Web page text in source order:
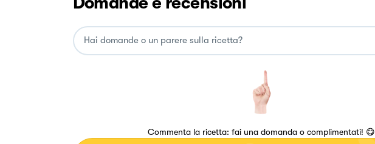
Commenta la ricetta: fai una domanda o complimentati! 😋